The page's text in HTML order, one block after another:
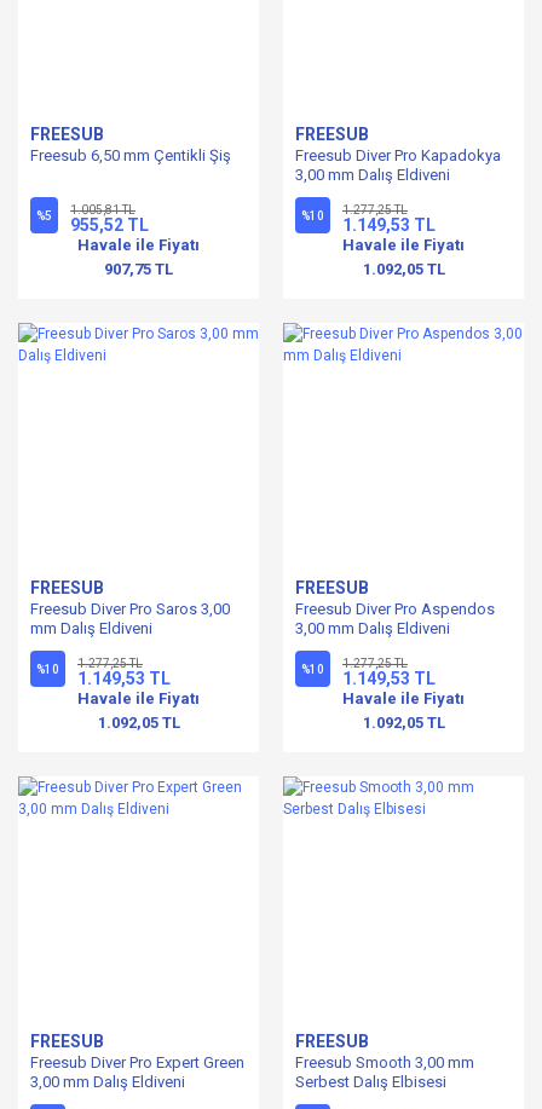
FREESUB
Freesub 6,50 mm Çentikli Şiş
%5 1.005,81 TL
955,52 TL
Havale ile Fiyatı
907,75 TL
FREESUB
Freesub Diver Pro Kapadokya
3,00 mm Dalış Eldiveni
%10 1.277,25 TL
1.149,53 TL
Havale ile Fiyatı
1.092,05 TL
FREESUB
Freesub Diver Pro Saros 3,00
mm Dalış Eldiveni
%10 1.277,25 TL
1.149,53 TL
Havale ile Fiyatı
1.092,05 TL
FREESUB
Freesub Diver Pro Aspendos
3,00 mm Dalış Eldiveni
%10 1.277,25 TL
1.149,53 TL
Havale ile Fiyatı
1.092,05 TL
FREESUB
Freesub Diver Pro Expert Green
3,00 mm Dalış Eldiveni
FREESUB
Freesub Smooth 3,00 mm
Serbest Dalış Elbisesi